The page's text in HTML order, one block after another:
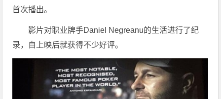
首次播出。
影片对职业牌手Daniel Negreanu的生活进行了纪
录，自上映后就获得不少好评。